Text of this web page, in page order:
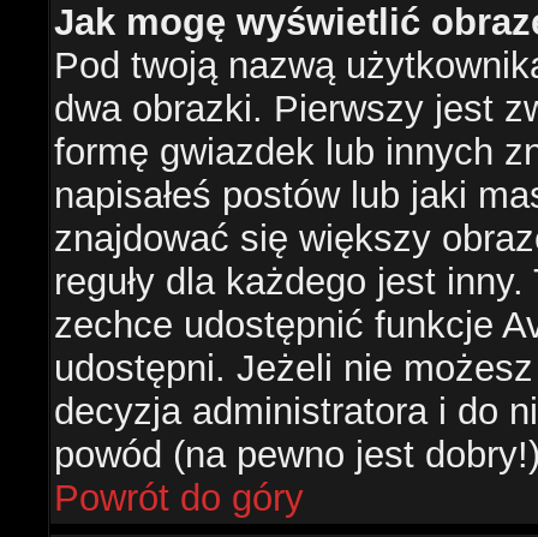
Jak mogę wyświetlić
Pod twoją nazwą
dwa obrazki. Pierwszy jest
formę gwiazdek lub innych
napisałeś postów lub jaki
znajdować się większy
reguły dla każdego jest
zechce udostępnić funkcje
udostępni. Jeżeli nie
decyzja administratora i do
powód (na pewno jest
Powrót do góry